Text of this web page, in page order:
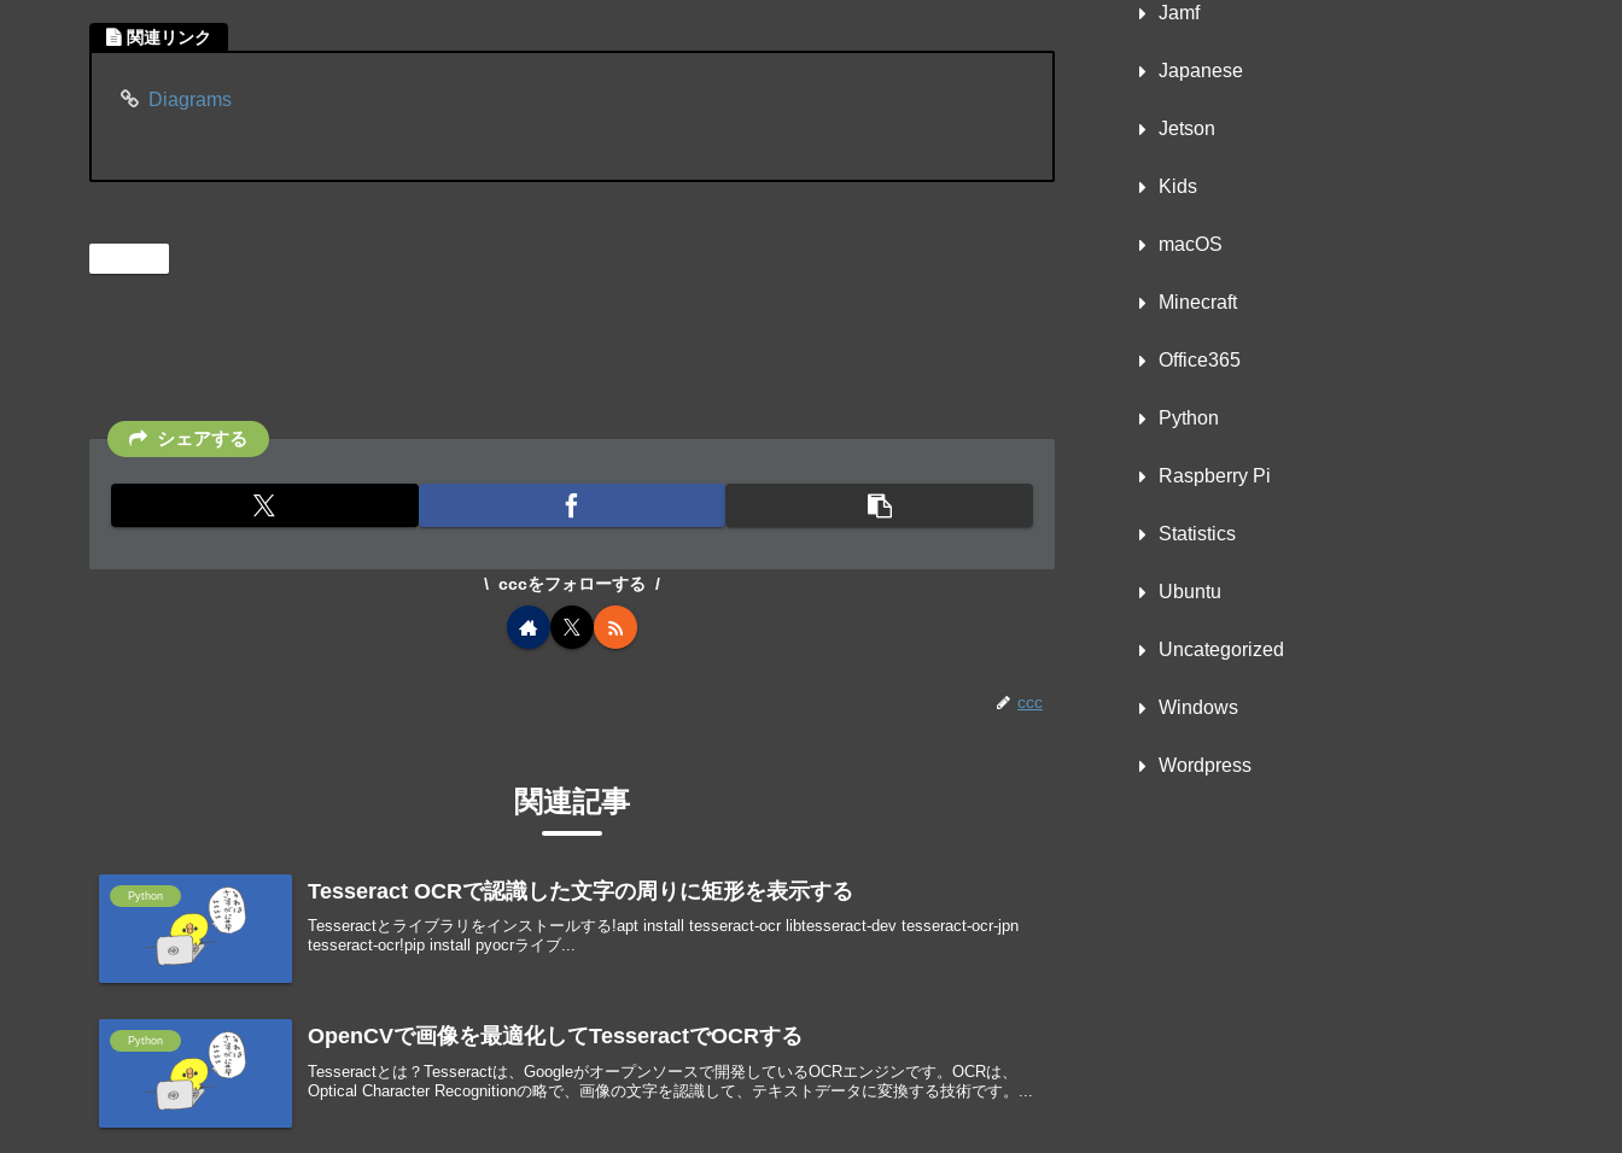
関連リンク
Diagrams
シェアする
cccをフォローする
ccc
関連記事
Python Tesseract OCRで認識した文字の周りに矩形を表示する
Tesseractとライブラリをインストールする!apt install tesseract-ocr libtesseract-dev tesseract-ocr-jpn
tesseract-ocr!pip install pyocrライブ...
Python OpenCVで画像を最適化してTesseractでOCRする
Tesseractとは？Tesseractは、Googleがオープンソースで開発しているOCRエンジンです。OCRは、
Optical Character Recognitionの略で、画像の文字を認識して、テキストデータに変換する技術です。...
Jamf
Japanese
Jetson
Kids
macOS
Minecraft
Office365
Python
Raspberry Pi
Statistics
Ubuntu
Uncategorized
Windows
Wordpress